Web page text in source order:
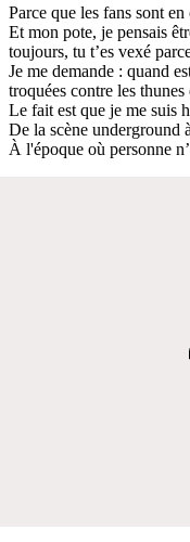
Parce que les fans sont
Et mon pote, je pensais
toujours, tu t’es vexé
Je me demande : quand
troquées contre les
Le fait est que je me suis
De la scène underground
À l'époque où personne